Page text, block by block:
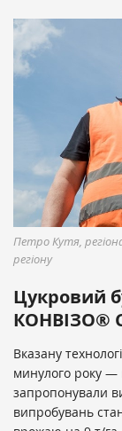
Петро Кутя,
регіону
Цукровий
КОНВІЗО®
Вказану
минулого року —
запропонували
випробувань